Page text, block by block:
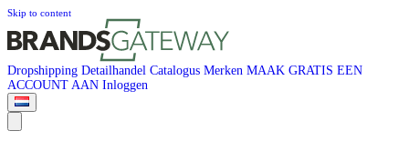
Skip to content
Dropshipping Detailhandel Catalogus Merken MAAK GRATIS EEN
ACCOUNT AAN Inloggen